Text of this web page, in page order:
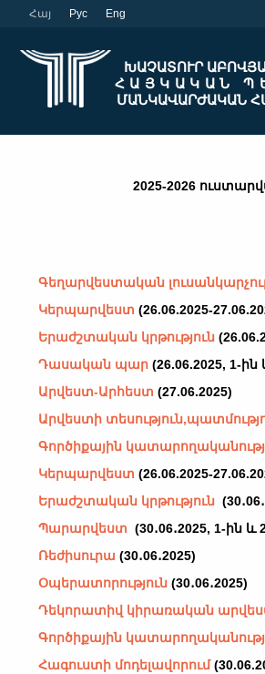
Հայ Рус Eng
ԽԱՉԱՏՈՒՐ
ՀԱՅԿԱԿԱՆ
ՄԱՆԿԱՎԱՐԺԱԿԱՆ
2025-2026
Գեղարվեստական
Կերպարվեստ (26.06.2025-
Երաժշտական կրթություն
Դասական պար (26.06.2025, 1-ին
Արվեստ-Արհեստ (27.06.2025)
Արվեստի
Գործիքային
Կերպարվեստ (26.06.2025-
Երաժշտական կրթություն
Պարարվեստ (30․06․2025, 1-ին և
Ռեժիսուրա (30․06․2025)
Օպերատորություն (30․06․2025)
Դեկորատիվ կիրառական
Գործիքային
Հագուստի մոդելավորում